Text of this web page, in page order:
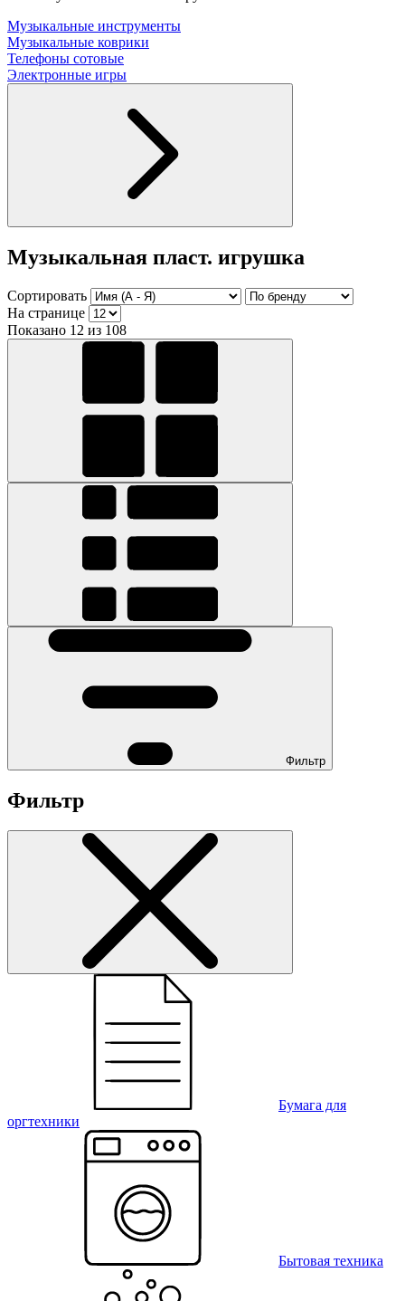
Музыкальные инструменты
Музыкальные коврики
Телефоны сотовые
Электронные игры
Музыкальная пласт. игрушка
Сортировать
На странице
Показано 12 из 108
Фильтр
Фильтр
Бумага для
оргтехники
Бытовая техника